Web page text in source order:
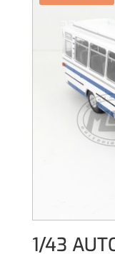
1/43